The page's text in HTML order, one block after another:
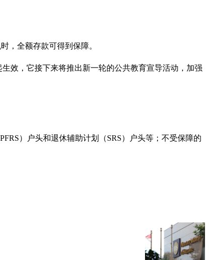
，全额存款可得到保障。
生效，它接下来将推出新一轮的公共教育宣导活动，加强
）户头和退休辅助计划（SRS）户头等；不受保障的